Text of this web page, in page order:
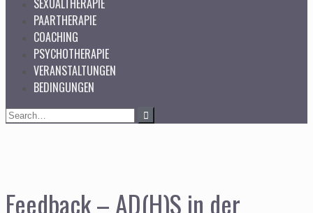
SEXUALTHERAPIE
PAARTHERAPIE
COACHING
PSYCHOTHERAPIE
VERANSTALTUNGEN
BEDINGUNGEN
Search
for:
Feedback – AD(H)S in der